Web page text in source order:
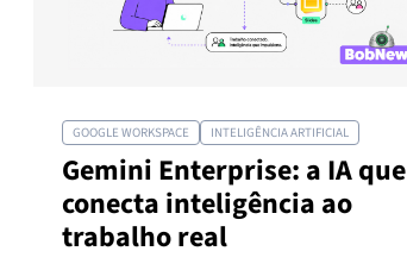
GOOGLE WORKSPACE INTELIGÊNCIA ARTIFICIAL
Gemini Enterprise: a IA que
conecta inteligência ao
trabalho real